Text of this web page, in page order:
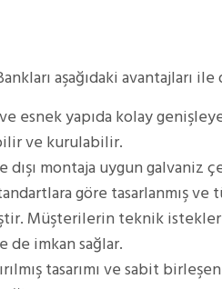
aşağıdaki avantajları
esnek yapıda kolay
ve kurulabilir.
dışı montaja uygun galvaniz
göre tasarlanmış
Müşterilerin teknik
de imkan sağlar.
tasarımı ve sabit